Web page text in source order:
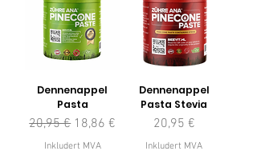
Dennenappel
Pasta
Vanlig pris
20,95 € Salgspris
18,86 €
Inkludert MVA
Dennenappel
Pasta Stevia
Pris
20,95 €
Inkludert MVA